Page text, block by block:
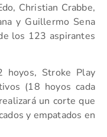
Christian Crabbe,
y Guillermo Sena
los 123 aspirantes
hoyos, Stroke Play
(18 hoyos cada
un corte que
y empatados en